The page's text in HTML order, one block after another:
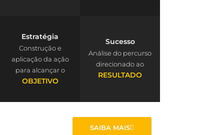
Estratégia
Construção e
aplicação da ação
para alcançar o
OBJETIVO
Sucesso
Análise do percurso
direcionado ao
RESULTADO
SAIBA MAIS